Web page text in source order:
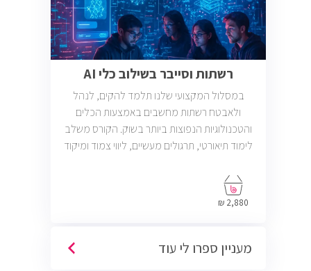
רשתות וסייבר בשילוב כלי AI
במסלול המקצועי שלנו תלמד להקים, לנהל
ולאבטח רשתות מחשבים באמצעות הכלים
והטכנולוגיות הנפוצות ביותר בשוק. הקורס משלב
לימוד תיאורטי, תרגולים מעשיים, ליווי צמוד ומיקוד
2,880 ₪
מעניין ספרו לי עוד